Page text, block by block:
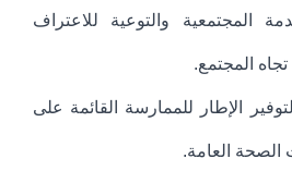
المجتمعية والتوعية للاعتراف
المجتمع.
الإطار للممارسة القائمة على
الصحة العامة.